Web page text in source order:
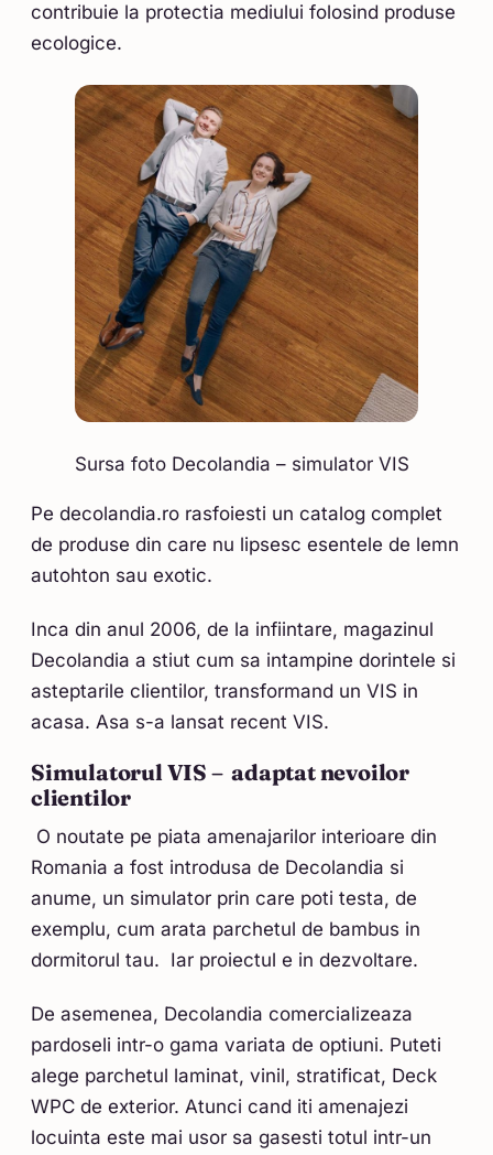
contribuie la protectia mediului folosind produse
ecologice.
Sursa foto Decolandia – simulator VIS
Pe decolandia.ro rasfoiesti un catalog complet
de produse din care nu lipsesc esentele de lemn
autohton sau exotic.
Inca din anul 2006, de la infiintare, magazinul
Decolandia a stiut cum sa intampine dorintele si
asteptarile clientilor, transformand un VIS in
acasa. Asa s-a lansat recent VIS.
Simulatorul VIS – adaptat nevoilor
clientilor
O noutate pe piata amenajarilor interioare din
Romania a fost introdusa de Decolandia si
anume, un simulator prin care poti testa, de
exemplu, cum arata parchetul de bambus in
dormitorul tau. Iar proiectul e in dezvoltare.
De asemenea, Decolandia comercializeaza
pardoseli intr-o gama variata de optiuni. Puteti
alege parchetul laminat, vinil, stratificat, Deck
WPC de exterior. Atunci cand iti amenajezi
locuinta este mai usor sa gasesti totul intr-un